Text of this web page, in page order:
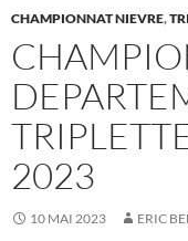
CHAMPIONNAT NIEVRE,
2023
10 MAI 2023 ERIC